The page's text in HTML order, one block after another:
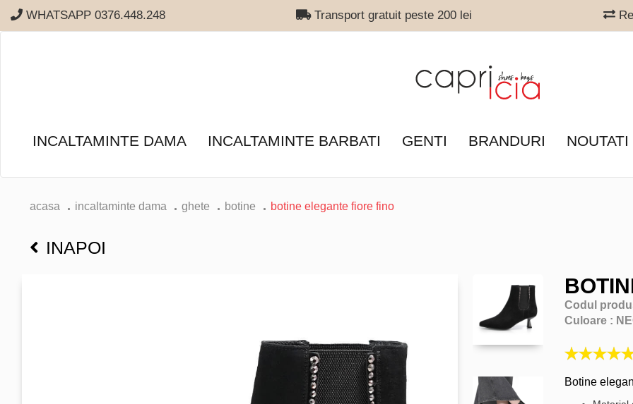
WHATSAPP 0376.448.248 Transport gratuit peste 200 lei
INCALTAMINTE DAMA INCALTAMINTE BARBATI GENTI BRANDURI NOUTATI
acasa incaltaminte dama ghete botine botine elegante fiore fino
INAPOI
Codul
Culoare :
Botine